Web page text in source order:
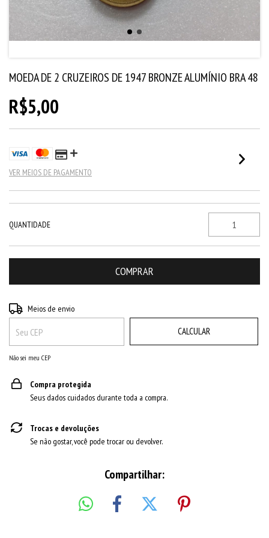
MOEDA DE 2 CRUZEIROS DE 1947 BRONZE ALUMÍNIO BRA 48
R$5,00
VER MEIOS DE PAGAMENTO
QUANTIDADE
Entregas para o CEP:
Meios de envio
CALCULAR
Não sei meu CEP
Compra protegida
Seus dados cuidados durante toda a compra.
Trocas e devoluções
Se não gostar, você pode trocar ou devolver.
Compartilhar: